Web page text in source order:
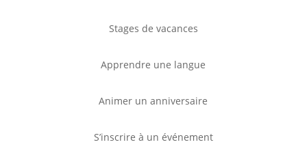
Stages de vacances
Apprendre une langue
Animer un anniversaire
S’inscrire à un événement